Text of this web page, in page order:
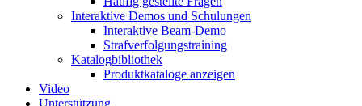
Interaktive Demos und Schulungen
Interaktive Beam-Demo
Strafverfolgungstraining
Katalogbibliothek
Produktkataloge anzeigen
Video